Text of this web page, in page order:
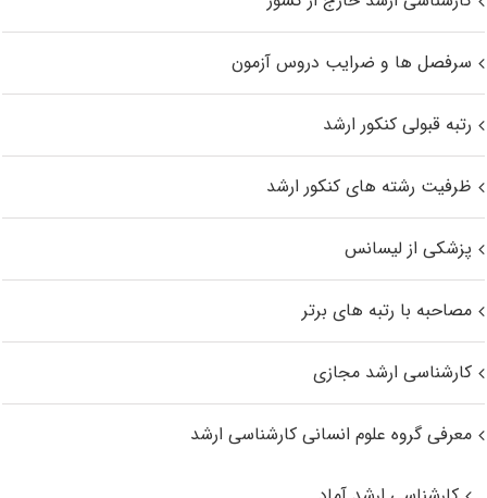
سرفصل ها و ضرایب دروس آزمون
رتبه قبولی کنکور ارشد
ظرفیت رشته های کنکور ارشد
پزشکی از لیسانس
مصاحبه با رتبه های برتر
کارشناسی ارشد مجازی
معرفی گروه علوم انسانی کارشناسی ارشد